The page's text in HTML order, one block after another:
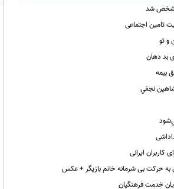
مشخص شد
تامین اجتماعی
تو
بیمه
نجفي
به حرکت بی شرمانه خانم بازیگر + عکس